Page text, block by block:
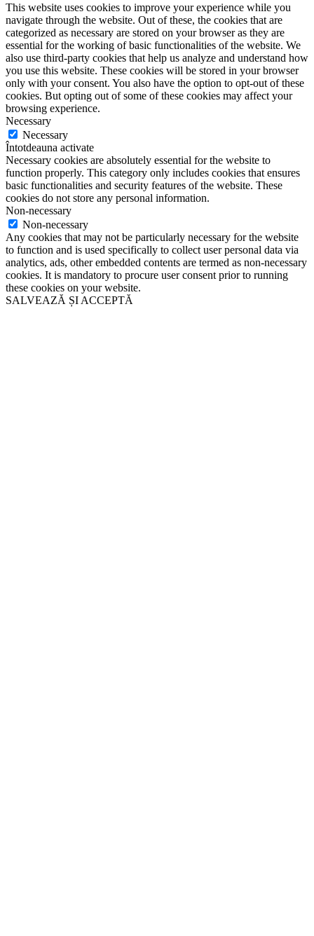
This website uses cookies to improve your experience while you
navigate through the website. Out of these, the cookies that are
categorized as necessary are stored on your browser as they are
essential for the working of basic functionalities of the website. We
also use third-party cookies that help us analyze and understand how
you use this website. These cookies will be stored in your browser
only with your consent. You also have the option to opt-out of these
cookies. But opting out of some of these cookies may affect your
browsing experience.
Necessary
Necessary
Întotdeauna activate
Necessary cookies are absolutely essential for the website to
function properly. This category only includes cookies that ensures
basic functionalities and security features of the website. These
cookies do not store any personal information.
Non-necessary
Non-necessary
Any cookies that may not be particularly necessary for the website
to function and is used specifically to collect user personal data via
analytics, ads, other embedded contents are termed as non-necessary
cookies. It is mandatory to procure user consent prior to running
these cookies on your website.
SALVEAZĂ ȘI ACCEPTĂ